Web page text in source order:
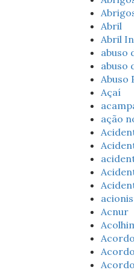
Abril
Abril
abuso
abuso
Abuso
Açaí
ação
Acnur
Acordo